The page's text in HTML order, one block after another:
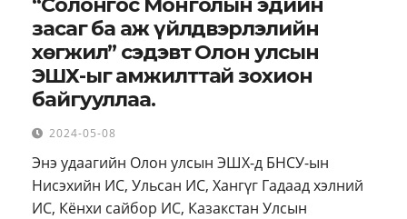
засаг ба аж үйлдвэрлэлийн
хөгжил” сэдэвт Олон улсын
ЭШХ-ыг амжилттай зохион
байгууллаа.
2024-05-08
Энэ удаагийн Олон улсын ЭШХ-д БНСУ-ын
Нисэхийн ИС, Ульсан ИС, Хангүг Гадаад хэлний
ИС, Кёнхи сайбор ИС, Казакстан Улсын